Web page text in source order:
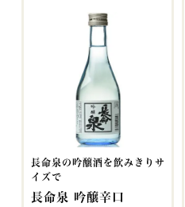
長命泉の吟醸酒を飲みきりサ
イズで
長命泉 吟醸辛口